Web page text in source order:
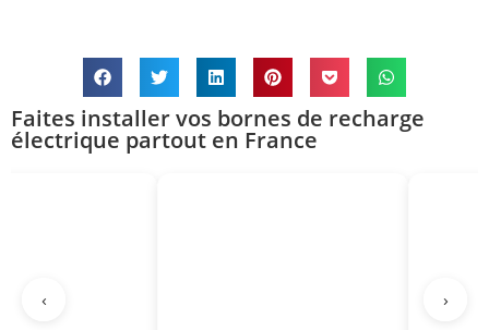
Faites installer vos bornes de recharge
électrique partout en France
‹ ›